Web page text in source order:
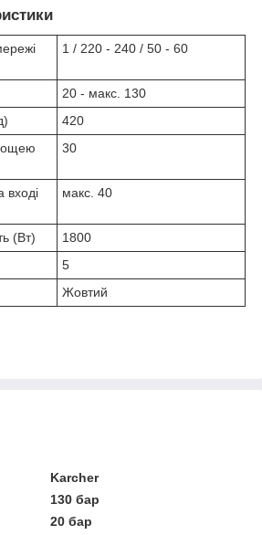
1 / 220 - 240 / 50 - 60
20 - макс. 130
420
30
вході
макс. 40
(Вт)
1800
5
Жовтий
Karcher
130 бар
20 бар